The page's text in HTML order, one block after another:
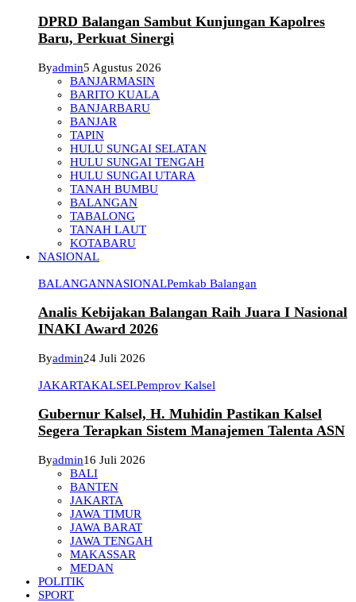
DPRD Balangan Sambut Kunjungan Kapolres
Baru, Perkuat Sinergi
Byadmin5 Agustus 2026
BANJARMASIN
BARITO KUALA
BANJARBARU
BANJAR
TAPIN
HULU SUNGAI SELATAN
HULU SUNGAI TENGAH
HULU SUNGAI UTARA
TANAH BUMBU
BALANGAN
TABALONG
TANAH LAUT
KOTABARU
NASIONAL
BALANGANNASIONALPemkab Balangan
Analis Kebijakan Balangan Raih Juara I Nasional
INAKI Award 2026
Byadmin24 Juli 2026
JAKARTAKALSELPemprov Kalsel
Gubernur Kalsel, H. Muhidin Pastikan Kalsel
Segera Terapkan Sistem Manajemen Talenta ASN
Byadmin16 Juli 2026
BALI
BANTEN
JAKARTA
JAWA TIMUR
JAWA BARAT
JAWA TENGAH
MAKASSAR
MEDAN
POLITIK
SPORT